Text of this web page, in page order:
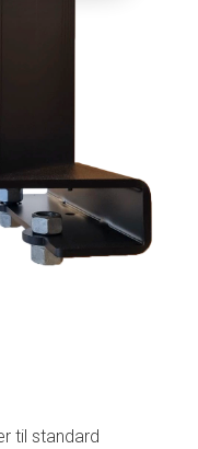
til standard